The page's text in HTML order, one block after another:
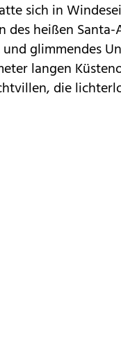
sich in
des heißen Santa-
glimmendes
langen
die